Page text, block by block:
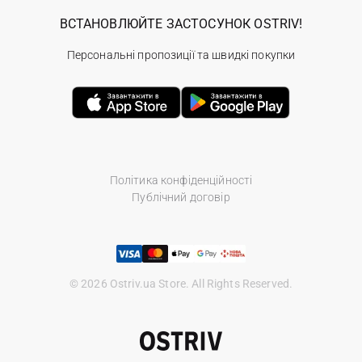
Політика конфіденційності
Публічний договір
© 2026 Ostriv.ua Store. All Rights Reserved.
ВСТАНОВЛЮЙТЕ ЗАСТОСУНОК OSTRIV!
Персональні пропозиції та швидкі покупки